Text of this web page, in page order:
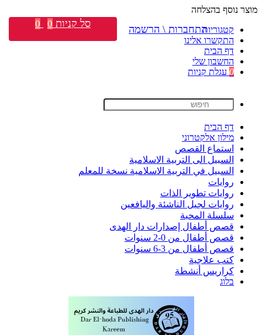
מוצר נוסף בהצלחה
קטגוריות
התקשרו אלינו
דף הבית
החשבון שלי
0 עגלת קניות
דף הבית
מילון אלקטרוני
استماع القصص
السبيل الى التربية الاسلامية
السبيل في التربية الاسلامية نسخة للمعلم
روايات
روايات تطوير الذات
روايات لجيل الناشئة واليافعين
سلسلة المحبة
قصص أطفال إصدارات دار الهدى
قصص أطفال من 0-2 سنوات
قصص أطفال من 3-6 سنوات
كتب علاجية
كراريس أنشطة
בלוג
התחברות \ הרשמה סל קניות 0
0